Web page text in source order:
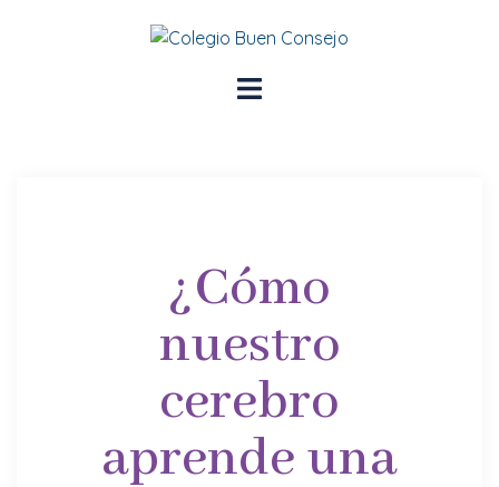
¿Cómo
nuestro
cerebro
aprende una